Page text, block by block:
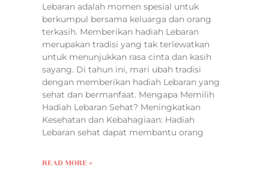
Lebaran adalah momen spesial untuk
berkumpul bersama keluarga dan orang
terkasih. Memberikan hadiah Lebaran
merupakan tradisi yang tak terlewatkan
untuk menunjukkan rasa cinta dan kasih
sayang. Di tahun ini, mari ubah tradisi
dengan memberikan hadiah Lebaran yang
sehat dan bermanfaat. Mengapa Memilih
Hadiah Lebaran Sehat? Meningkatkan
Kesehatan dan Kebahagiaan: Hadiah
Lebaran sehat dapat membantu orang
READ MORE »